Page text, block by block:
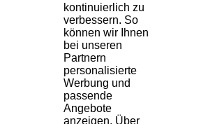
kontinuierlich zu
verbessern. So
können wir Ihnen
bei unseren
Partnern
personalisierte
Werbung und
passende
Angebote
anzeigen. Über